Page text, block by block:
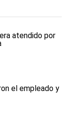
atendido por
el empleado y